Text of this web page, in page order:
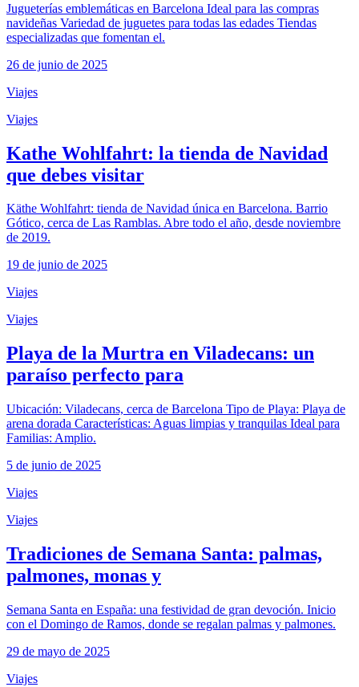
Jugueterías emblemáticas en Barcelona Ideal para las compras
navideñas Variedad de juguetes para todas las edades Tiendas
especializadas que fomentan el.
26 de junio de 2025
Viajes
Viajes
Kathe Wohlfahrt: la tienda de Navidad
que debes visitar
Käthe Wohlfahrt: tienda de Navidad única en Barcelona. Barrio
Gótico, cerca de Las Ramblas. Abre todo el año, desde noviembre
de 2019.
19 de junio de 2025
Viajes
Viajes
Playa de la Murtra en Viladecans: un
paraíso perfecto para
Ubicación: Viladecans, cerca de Barcelona Tipo de Playa: Playa de
arena dorada Características: Aguas limpias y tranquilas Ideal para
Familias: Amplio.
5 de junio de 2025
Viajes
Viajes
Tradiciones de Semana Santa: palmas,
palmones, monas y
Semana Santa en España: una festividad de gran devoción. Inicio
con el Domingo de Ramos, donde se regalan palmas y palmones.
29 de mayo de 2025
Viajes